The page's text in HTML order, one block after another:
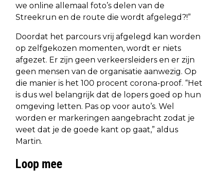
we online allemaal foto’s delen van de
Streekrun en de route die wordt afgelegd?!”
Doordat het parcours vrij afgelegd kan worden
op zelfgekozen momenten, wordt er niets
afgezet. Er zijn geen verkeersleiders en er zijn
geen mensen van de organisatie aanwezig. Op
die manier is het 100 procent corona-proof. “Het
is dus wel belangrijk dat de lopers goed op hun
omgeving letten. Pas op voor auto’s. Wel
worden er markeringen aangebracht zodat je
weet dat je de goede kant op gaat,” aldus
Martin.
Loop mee